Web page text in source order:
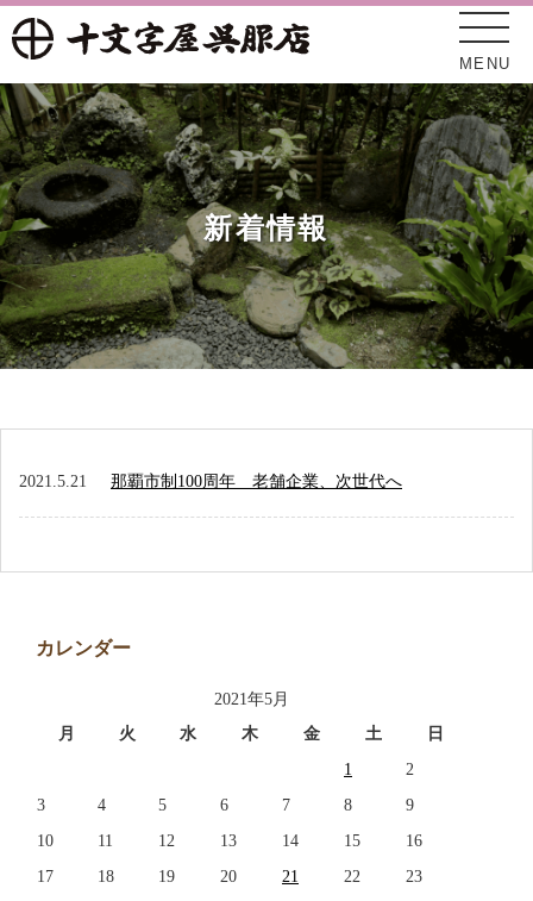
MENU
新着情報
十文字屋について
オンラインショップ
新着情報
2021.5.21 那覇市制100周年 老舗企業、次世代へ
カレンダー
2021年5月
月
火 水 木 金 土
日
1
2
3
4 5 6 7 8
9
10
11 12 13 14 15
16
17
18 19 20 21 22
23